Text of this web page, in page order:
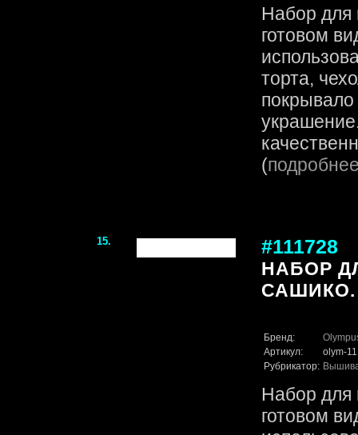
Набор
готовом
торта,
(
15. #111728
НАБОР
САШИКО.
Бренд:
Артикул:
olym-11
Рубрикатор:
Набор
готовом